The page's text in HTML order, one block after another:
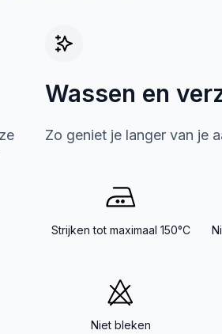
Wassen en
Zo geniet je langer van je
Strijken tot maximaal 150°C
Niet bleken